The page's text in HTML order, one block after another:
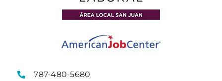
787-480-5680